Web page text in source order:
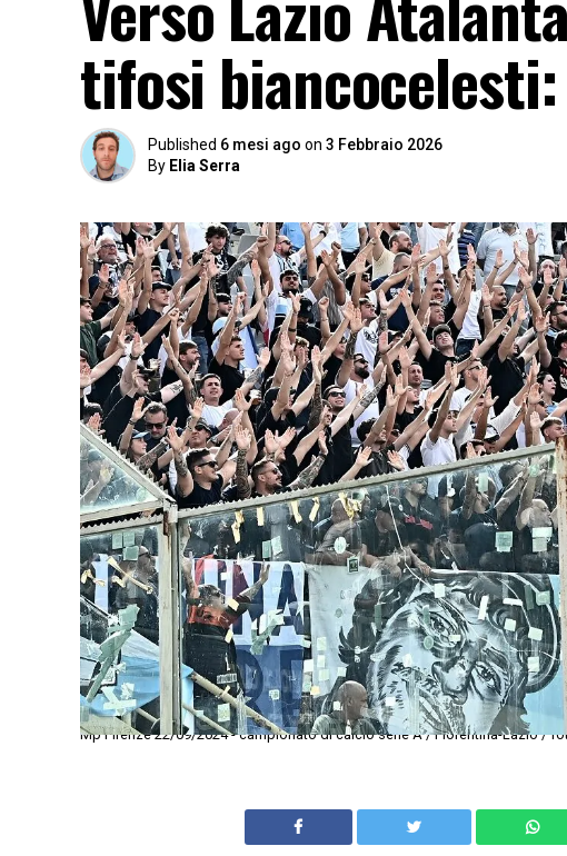
tifosi
Published 6 mesi ago on 3 Febbraio 2026
By Elia Serra
Mp Firenze 22/09/2024 - campionato di calcio serie A / Fiorentina-Lazio /